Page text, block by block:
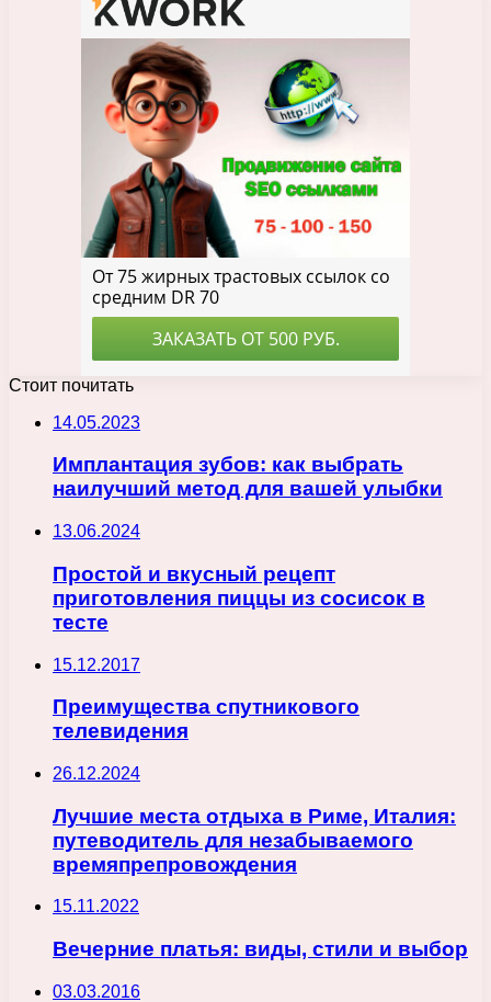
Стоит почитать
14.05.2023
Имплантация зубов: как выбрать
наилучший метод для вашей улыбки
13.06.2024
Простой и вкусный рецепт
приготовления пиццы из сосисок в
тесте
15.12.2017
Преимущества спутникового
телевидения
26.12.2024
Лучшие места отдыха в Риме, Италия:
путеводитель для незабываемого
времяпрепровождения
15.11.2022
Вечерние платья: виды, стили и выбор
03.03.2016